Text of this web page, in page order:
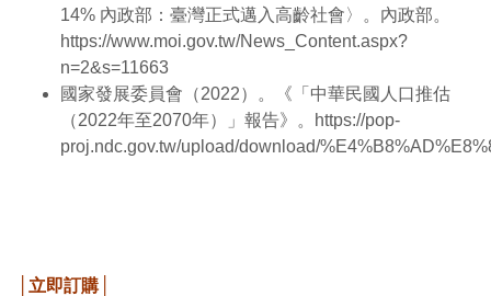
14% 內政部：臺灣正式邁入高齡社會〉。內政部。
https://www.moi.gov.tw/News_Content.aspx?
n=2&s=11663
國家發展委員會（2022）。《「中華民國人口推估
（2022年至2070年）」報告》。https://pop-
proj.ndc.gov.tw/upload/download/
│立即訂購│